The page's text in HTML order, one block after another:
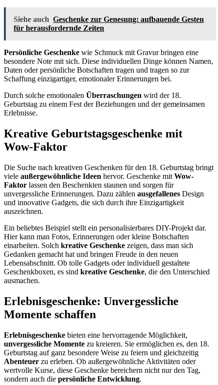
Siehe auch Geschenke zur Genesung: aufbauende Gesten
für herausfordernde Zeiten
Persönliche Geschenke wie Schmuck mit Gravur bringen eine
besondere Note mit sich. Diese individuellen Dinge können Namen,
Daten oder persönliche Botschaften tragen und tragen so zur
Schaffung einzigartiger, emotionaler Erinnerungen bei.
Durch solche emotionalen Überraschungen wird der 18.
Geburtstag zu einem Fest der Beziehungen und der gemeinsamen
Erlebnisse.
Kreative Geburtstagsgeschenke mit
Wow-Faktor
Die Suche nach kreativen Geschenken für den 18. Geburtstag bringt
viele außergewöhnliche Ideen hervor. Geschenke mit Wow-
Faktor lassen den Beschenkten staunen und sorgen für
unvergessliche Erinnerungen. Dazu zählen ausgefallenes Design
und innovative Gadgets, die sich durch ihre Einzigartigkeit
auszeichnen.
Ein beliebtes Beispiel stellt ein personalisierbares DIY-Projekt dar.
Hier kann man Fotos, Erinnerungen oder kleine Botschaften
einarbeiten. Solch kreative Geschenke zeigen, dass man sich
Gedanken gemacht hat und bringen Freude in den neuen
Lebensabschnitt. Ob tolle Gadgets oder individuell gestaltete
Geschenkboxen, es sind kreative Geschenke, die den Unterschied
ausmachen.
Erlebnisgeschenke: Unvergessliche
Momente schaffen
Erlebnisgeschenke bieten eine hervorragende Möglichkeit,
unvergessliche Momente zu kreieren. Sie ermöglichen es, den 18.
Geburtstag auf ganz besondere Weise zu feiern und gleichzeitig
Abenteuer zu erleben. Ob außergewöhnliche Aktivitäten oder
wertvolle Kurse, diese Geschenke bereichern nicht nur den Tag,
sondern auch die persönliche Entwicklung.